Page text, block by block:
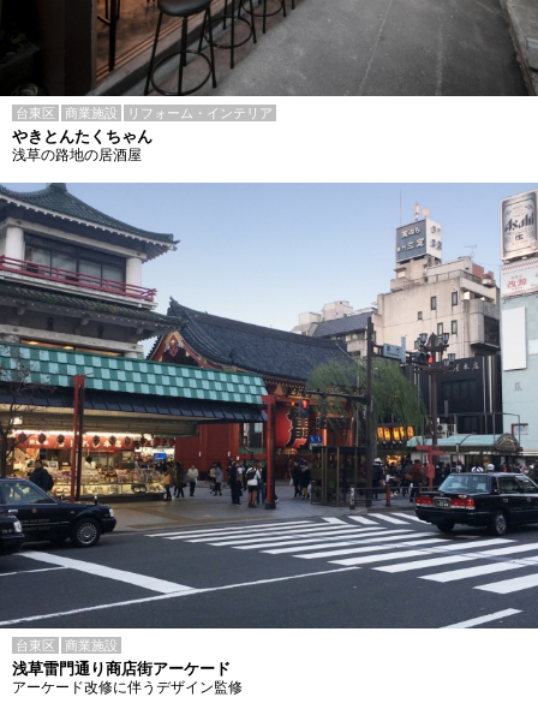
台東区 商業施設 リフォーム・インテリア
やきとんたくちゃん
浅草の路地の居酒屋
台東区 商業施設
浅草雷門通り商店街アーケード
アーケード改修に伴うデザイン監修